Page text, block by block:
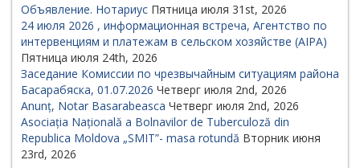
Объявление. Нотариус Пятница июля 31st, 2026
24 июля 2026 , информационная встреча, Агентство по
интервенциям и платежам в сельском хозяйстве (AIPA)
Пятница июля 24th, 2026
Заседание Комиссии по чрезвычайным ситуациям района
Басарабяска, 01.07.2026 Четверг июля 2nd, 2026
Anunț, Notar Basarabeasca Четверг июля 2nd, 2026
Asociația Națională a Bolnavilor de Tuberculoză din
Republica Moldova „SMIT”- masa rotundă Вторник июня
23rd, 2026